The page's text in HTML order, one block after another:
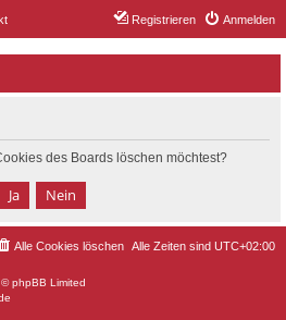
Anmelden
Registrieren
des Boards löschen möchtest?
Alle Zeiten sind UTC+02:00
Alle Cookies löschen
phpBB Limited